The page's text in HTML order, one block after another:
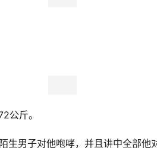
生男子对他咆哮，并且讲中全部
他念头一转，他决定把这个男子当